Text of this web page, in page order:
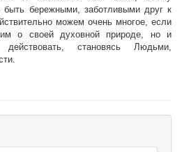
быть бережными, заботливыми друг к
можем очень многое, если
о своей духовной природе, но и
становясь Людьми,